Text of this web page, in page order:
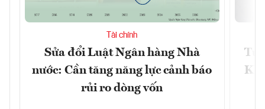
Tài chính
Sửa đổi Luật Ngân hàng Nhà
nước: Cần tăng năng lực cảnh báo
rủi ro dòng vốn
Từ